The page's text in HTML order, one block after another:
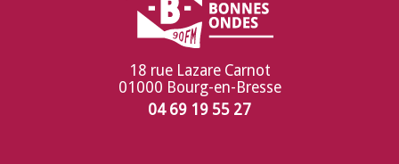
18 rue Lazare Carnot
01000 Bourg-en-Bresse
04 69 19 55 27